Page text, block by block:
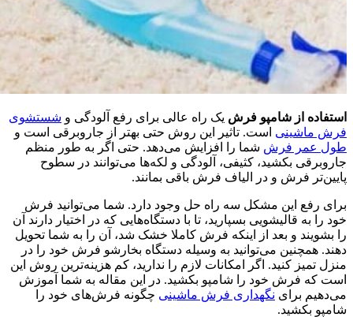
استفاده از شامپو فرش یک راه عالی برای رفع آلودگی و شستشوی
فرش ماشینی است. تاثیر این روش حتی بهتر از جاروبرقی است و
طول عمر فرش شما را افزایش می‌دهد. حتی اگر به طور منظم
جاروبرقی بکشید، کثیفی، آلودگی و لکه‌ها می‌توانند در سطوح
پایین‌تر فرش و در الیاف فرش باقی بمانند.
برای رفع این مشکل سه راه حل وجود دارد. شما می‌توانید فرش
خود را به قالیشویی بسپارید، تا با دستگاه‌هایی که در اختیار دارند آن
را بشویند و بعد از اینکه فرش کاملا خشک شد، آن را به شما تحویل
دهند. همچنین می‌توانید به وسیله دستگاه بخارشو فرش خود را در
منزل تمیز کنید. اگر امکانات لازم را ندارید، کم هزینه‌ترین روش این
است که فرش خود را شامپو بکشید. در این مقاله به شما آموزش
می‌دهیم برای نگهداری فرش ماشینی چگونه فرش‌های خود را
شامپو بکشید.